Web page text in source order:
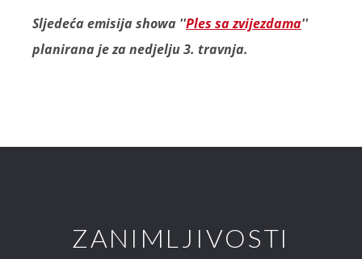
Sljedeća emisija showa ''Ples sa zvijezdama''
planirana je za nedjelju 3. travnja.
ZANIMLJIVOSTI